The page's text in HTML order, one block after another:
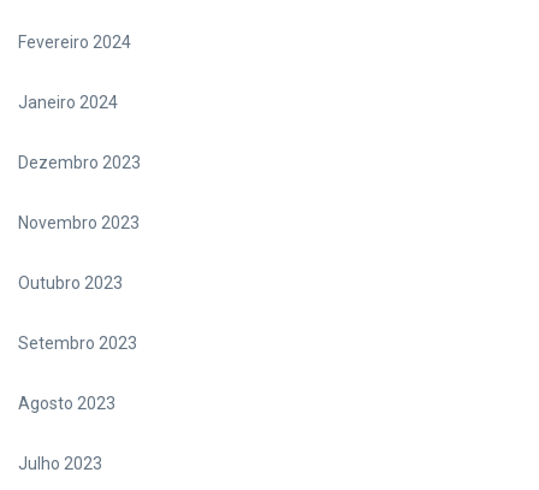
Fevereiro 2024
Janeiro 2024
Dezembro 2023
Novembro 2023
Outubro 2023
Setembro 2023
Agosto 2023
Julho 2023